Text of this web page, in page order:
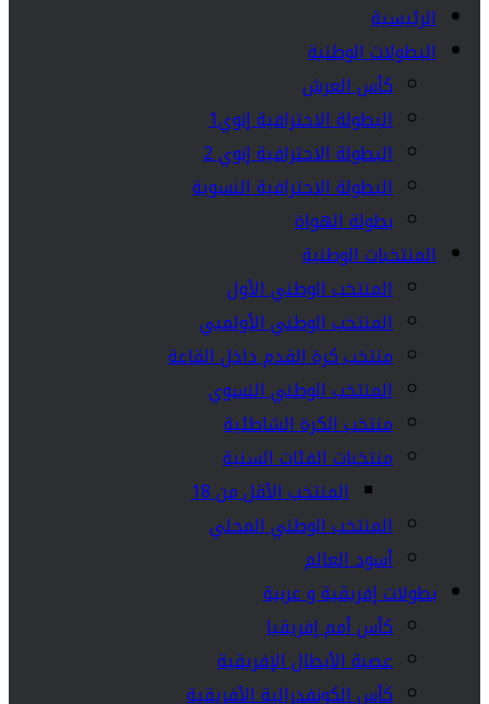
الرئيسية
البطولات الوطنية
كأس العرش
البطولة الاحترافية إنوي1
البطولة الاحترافية إنوي 2
البطولة الاحترافية النسوية
بطولة الهواة
المنتخبات الوطنية
المنتخب الوطني الأول
المنتخب الوطني الأولمبي
منتخب كرة القدم داخل القاعة
المنتخب الوطني النسوي
منتخب الكرة الشاطئية
منتخبات الفئات السنية
المنتخب الأقل من 18
المنتخب الوطني المحلي
أسود العالم
بطولات إفريقية و عربية
كأس أمم إفريقيا
عصبة الأبطال الإفريقية
كأس الكونفدرالية الأفريقية